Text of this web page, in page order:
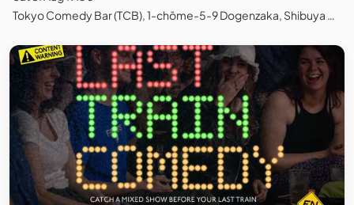
Tokyo Comedy Bar (TCB), 1-chōme-5-9 Dogenzaka, Shibuya City, Tokyo, Japan